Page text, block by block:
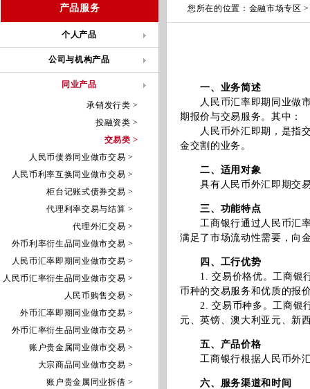
产品服务
个人产品
公司与机构产品
同业产品
承销发行类 >
投融资类 >
交易类 >
人民币债券同业做市交易 >
人民币利率互换同业做市交易 >
柜台记账式债券交易 >
代理利率交易与结算 >
代理外汇交易 >
外币利率衍生品同业做市交易 >
人民币汇率即期同业做市交易 >
人民币汇率衍生品同业做市交易 >
人民币购售交易 >
外币汇率即期同业做市交易 >
外币汇率衍生品同业做市交易 >
账户贵金属同业做市交易 >
大宗商品同业做市交易 >
账户贵金属同业拆借 >
您所在的位置： 金融市场专区
一、业务简述
人民币汇率即期同业做市
期报价与交易服务。其中：
人民币外汇即期，是指交
金交割的业务。
二、适用对象
具有人民币外汇即期交易
三、功能特点
工商银行通过人民币汇率
满足了市场流动性需要，向
四、工行优势
1. 交易价格优。工商银行
币种的交易服务和优质的报
2. 交易币种多。工商银行
元、英镑、澳大利亚元、新
五、产品价格
工商银行根据人民币外汇
六、服务渠道和时间